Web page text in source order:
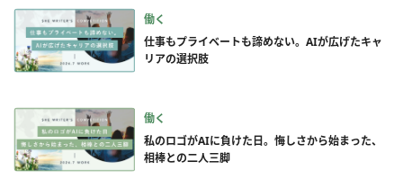
働く
仕事もプライベートも諦めない。AIが広げたキャ
リアの選択肢
働く
私のロゴがAIに負けた日。悔しさから始まった、
相棒との二人三脚